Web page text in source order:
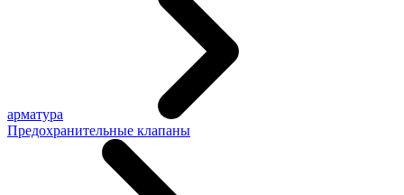
арматура
Предохранительные клапаны